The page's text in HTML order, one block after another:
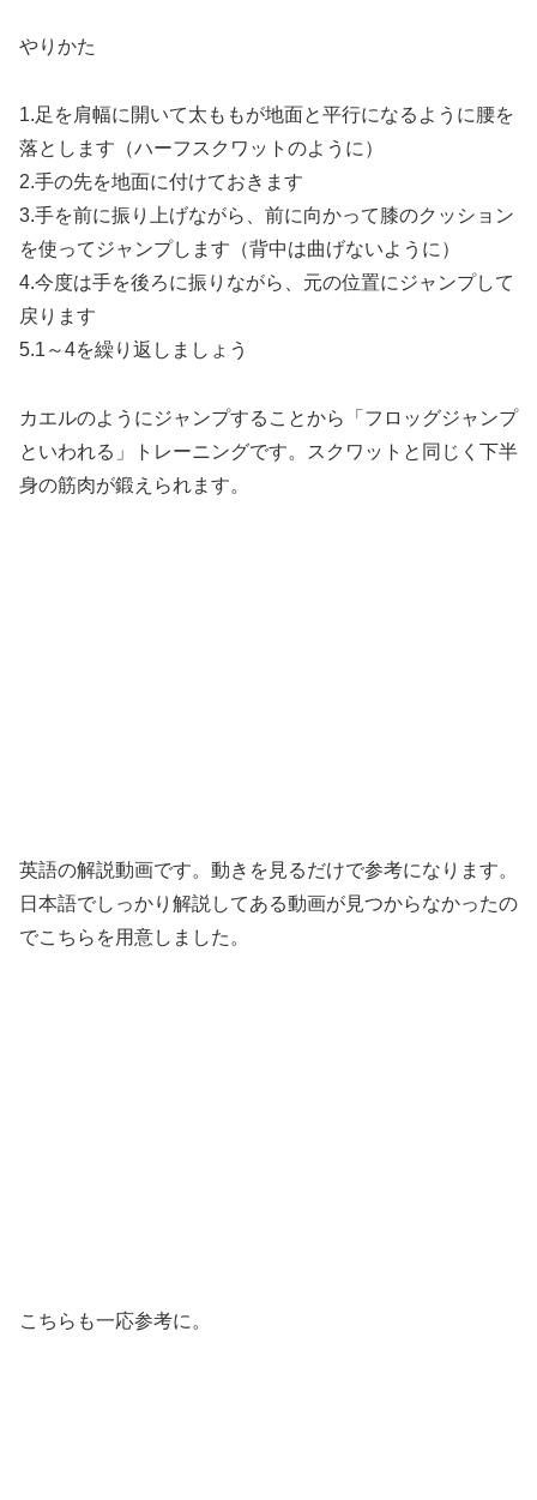
やりかた
1.足を肩幅に開いて太ももが地面と平行になるように腰を
落とします（ハーフスクワットのように）
2.手の先を地面に付けておきます
3.手を前に振り上げながら、前に向かって膝のクッション
を使ってジャンプします（背中は曲げないように）
4.今度は手を後ろに振りながら、元の位置にジャンプして
戻ります
5.1～4を繰り返しましょう
カエルのようにジャンプすることから「フロッグジャンプ
といわれる」トレーニングです。スクワットと同じく下半
身の筋肉が鍛えられます。
英語の解説動画です。動きを見るだけで参考になります。
日本語でしっかり解説してある動画が見つからなかったの
でこちらを用意しました。
こちらも一応参考に。